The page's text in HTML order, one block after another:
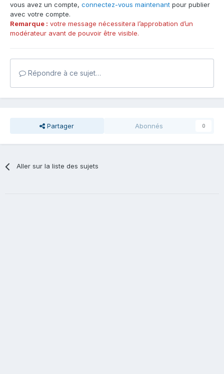
vous avez un compte, connectez-vous maintenant pour publier
avec votre compte.
Remarque : votre message nécessitera l’approbation d’un
modérateur avant de pouvoir être visible.
Répondre à ce sujet…
Partager Abonnés 0
Aller sur la liste des sujets